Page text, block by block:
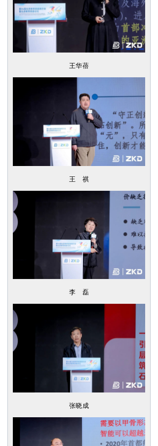
王华蓓
王 祺
李 磊
张晓成